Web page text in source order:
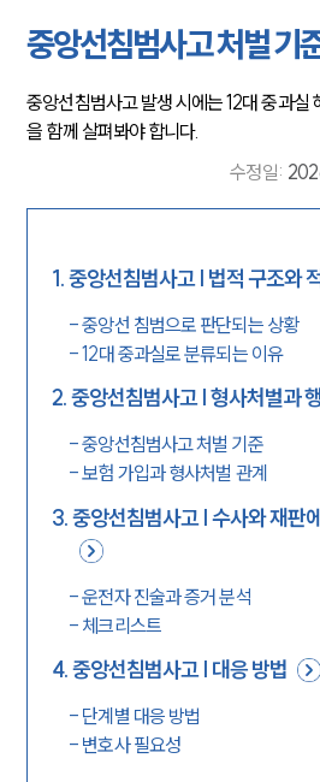
중앙선침범사고 처벌 기
중앙선침범사고 발생 시에는 12대 중과실
을 함께 살펴봐야 합니다.
수정일:
1.중앙선침범사고 | 법적 구조와
-중앙선 침범으로 판단되는 상황
-12대 중과실로 분류되는 이유
2.중앙선침범사고 | 형사처벌과
-중앙선침범사고 처벌 기준
-보험 가입과 형사처벌 관계
3.중앙선침범사고 | 수사와 재판
-운전자 진술과 증거 분석
- 체크리스트
4.중앙선침범사고 | 대응 방법
- 단계별 대응 방법
- 변호사 필요성